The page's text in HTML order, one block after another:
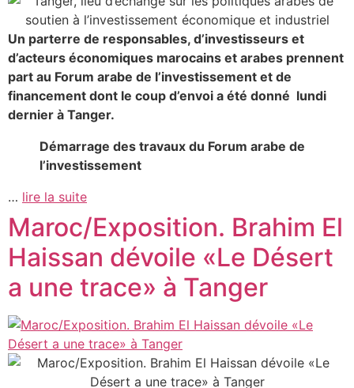
Un parterre de responsables, d’investisseurs et
d’acteurs économiques marocains et arabes prennent
part au Forum arabe de l’investissement et de
financement dont le coup d’envoi a été donné lundi
dernier à Tanger.
Démarrage des travaux du Forum arabe de
l’investissement
… lire la suite
Maroc/Exposition. Brahim El
Haissan dévoile «Le Désert
a une trace» à Tanger